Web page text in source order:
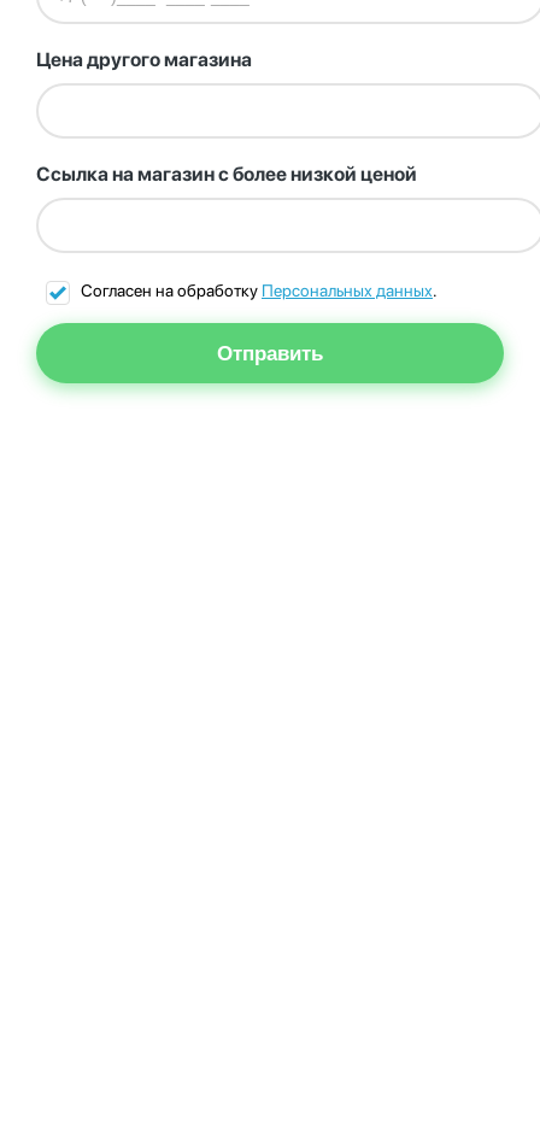
Цена другого магазина
Ссылка на магазин с более низкой ценой
Согласен на обработку Персональных данных.
Отправить